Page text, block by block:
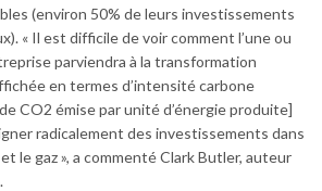
(environ 50% de leurs investissements
« Il est difficile de voir comment l’une ou
parviendra à la transformation
en termes d’intensité carbone
CO2 émise par unité d’énergie produite]
radicalement des investissements dans
le gaz », a commenté Clark Butler, auteur